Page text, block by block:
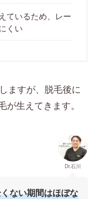
ているため、レー
くい
ますが、脱毛後に
生えてきます。
Dr.石川
ない期間はほぼな